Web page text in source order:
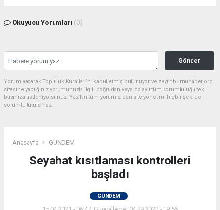
Okuyucu Yorumları (0)
Gönder
Yorum yazarak Topluluk Kuralları’nı kabul etmiş bulunuyor ve zeytinburnuhaber.org
sitesine yaptığınız yorumunuzla ilgili doğrudan veya dolaylı tüm sorumluluğu tek
başınıza üstleniyorsunuz. Yazılan tüm yorumlardan site yönetimi hiçbir şekilde
sorumlu tutulamaz.
Anasayfa GÜNDEM
Seyahat kısıtlaması kontrolleri
başladı
GÜNDEM